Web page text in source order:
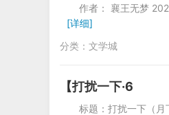
作者： 襄王无
[详细]
分类： 文学城
【打扰一下·6
标题：打扰一下（